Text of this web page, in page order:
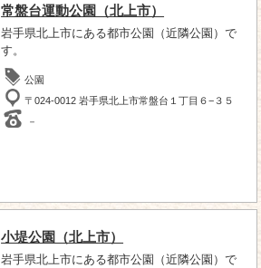
常盤台運動公園（北上市）
岩手県北上市にある都市公園（近隣公園）で
す。
公園
〒024-0012 岩手県北上市常盤台１丁目６−３５
－
小堤公園（北上市）
岩手県北上市にある都市公園（近隣公園）で